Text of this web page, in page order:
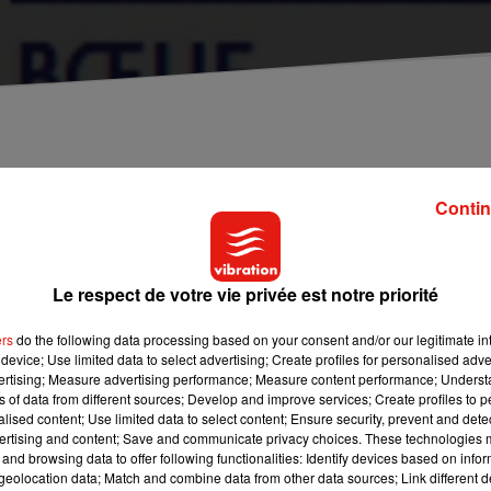
après son lancement ?
un label qui a débarqué dans nos rayons de supermarchés
à lui, on peut voir d’où viennentles trois principaux
d’où viennentle blé,les tomatesetle bœuf.
produit, mais Origin’Info peut aussi apparaitresous forme de
la création de ce label part d’une bonne intention, ce n’est
regrettent qu’il n’y ait que trois ingrédients concernés
Le respect de votre vie privée est notre priorité
do the following data processing based on your consent and/or our legitimate
Use limited data to select advertising; Create profiles for personalised
Measure advertising performance; Measure content performance;
of data from different sources; Develop and improve services; Create profiles to
content; Use limited data to select content; Ensure security, prevent and
and content; Save and communicate privacy choices. These technologies
browsing data to offer following functionalities: Identify devices based on
data; Match and combine data from other data sources; Link different